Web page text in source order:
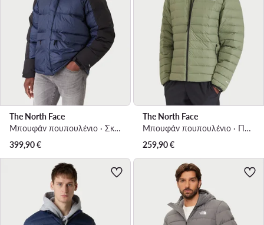
The North Face
Μπουφάν πουπουλένιο · Σκούρο μπλε
399,90€
The North Face
Μπουφάν πουπουλένιο · Πράσινο
259,90€